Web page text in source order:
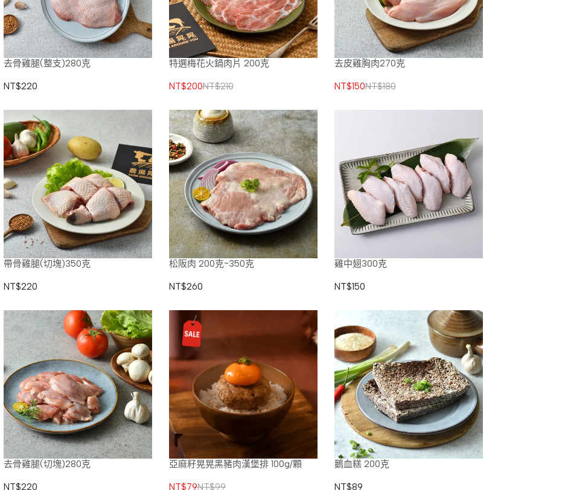
去骨雞腿(整支)280克
NT$220
特選梅花火鍋肉片 200克
NT$200NT$210
去皮雞胸肉270克
NT$150NT$180
帶骨雞腿(切塊)350克
NT$220
松阪肉 200克~350克
NT$260
雞中翅300克
NT$150
去骨雞腿(切塊)280克
NT$220
亞麻籽晃晃黑豬肉漢堡排 100g/顆
NT$79NT$99
鵝血糕 200克
NT$89